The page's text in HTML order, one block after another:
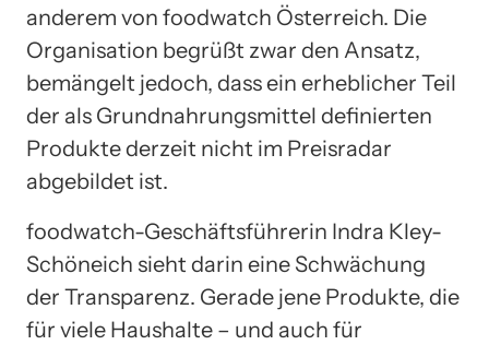
anderem von foodwatch Österreich. Die
Organisation begrüßt zwar den Ansatz,
bemängelt jedoch, dass ein erheblicher Teil
der als Grundnahrungsmittel definierten
Produkte derzeit nicht im Preisradar
abgebildet ist.
foodwatch-Geschäftsführerin Indra Kley-
Schöneich sieht darin eine Schwächung
der Transparenz. Gerade jene Produkte, die
für viele Haushalte – und auch für